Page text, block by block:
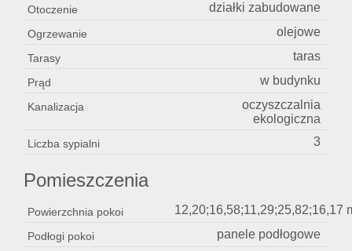
Otoczenie działki zabudowane
Ogrzewanie olejowe
Tarasy taras
Prąd w budynku
Kanalizacja
oczyszczalnia
ekologiczna
Liczba sypialni 3
Pomieszczenia
Powierzchnia pokoi 12,20;16,58;11,29;25,82;16,17
Podłogi pokoi panele podłogowe